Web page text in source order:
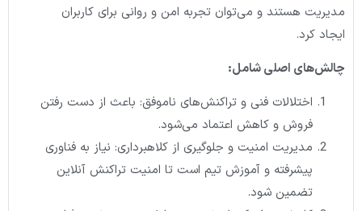
مدیریت هستند و می‌توان تجربه امن و روانی برای کاربران
ایجاد کرد.
چالش‌های اصلی شامل:
اختلالات فنی و تراکنش‌های ناموفق: باعث از دست رفتن
فروش و کاهش اعتماد می‌شود.
مدیریت امنیت و جلوگیری از کلاهبرداری: نیاز به فناوری
پیشرفته و آموزش تیم است تا امنیت تراکنش آنلاین
تضمین شود.